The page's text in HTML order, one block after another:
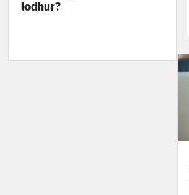
lodhur?